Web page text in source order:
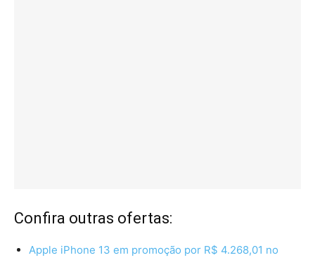
Confira outras ofertas:
Apple iPhone 13 em promoção por R$ 4.268,01 no